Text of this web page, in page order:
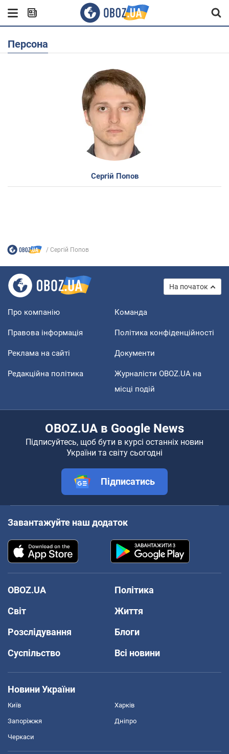
Персона
Сергій Попов
Сергій Попов
На початок
Про компанію Команда
Правова інформація Політика конфіденційності
Реклама на сайті Документи
Редакційна політика
Журналісти OBOZ.UA на
місці подій
OBOZ.UA в Google News
Підписуйтесь, щоб бути в курсі останніх новин
України та світу сьогодні
Підписатись
Завантажуйте наш додаток
OBOZ.UA
Політика
Світ
Життя
Розслідування
Блоги
Суспільство
Всі новини
Новини України
Київ Харків
Запоріжжя Дніпро
Черкаси